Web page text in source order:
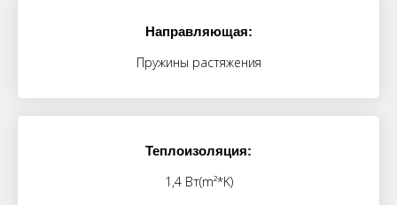
Направляющая:
Пружины растяжения
Теплоизоляция:
1,4 Вт(m²*K)